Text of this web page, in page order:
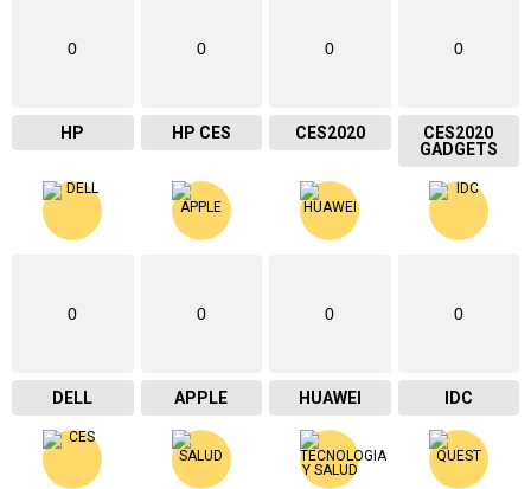
0
HP
0
HP CES
0
CES2020
0
CES2020
GADGETS
0
DELL
0
APPLE
0
HUAWEI
0
IDC